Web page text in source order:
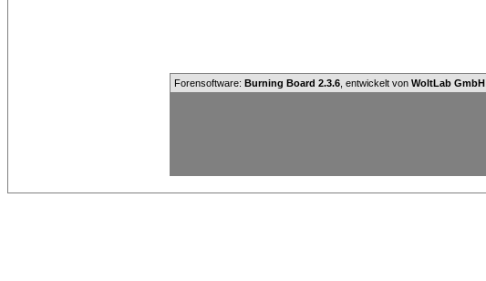
Forensoftware: Burning Board 2.3.6 , entwickelt von WoltLab GmbH